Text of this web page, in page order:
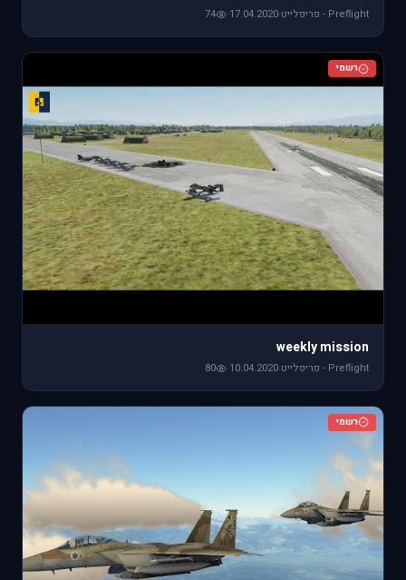
Preflight - פריפלייט ·
17.04.2020
·
74
רשמי
weekly mission
Preflight - פריפלייט ·
10.04.2020
·
80
רשמי